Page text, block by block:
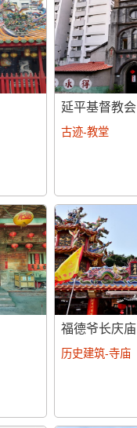
延平基督教会
古迹-教堂
福德爷长庆庙
历史建筑-寺庙